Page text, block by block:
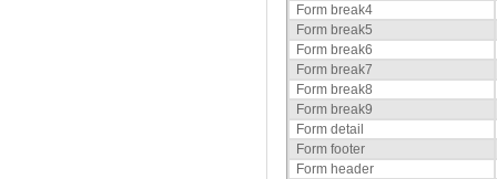
Form break4
Form break5
Form break6
Form break7
Form break8
Form break9
Form detail
Form footer
Form header